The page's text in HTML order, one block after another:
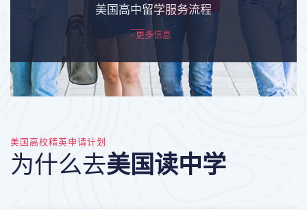
美国高中留学服务流程
- 更多信息
美国高校精英申请计划
为什么去美国读中学